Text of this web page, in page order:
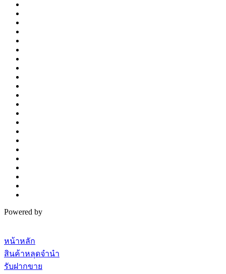
Powered by
หน้าหลัก
สินค้าหลุดจำนำ
รับฝากขาย